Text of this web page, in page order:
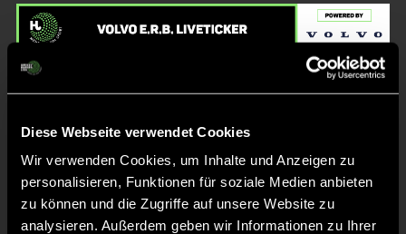
Diese Webseite verwendet Cookies
Wir verwenden Cookies, um Inhalte und Anzeigen zu
personalisieren, Funktionen für soziale Medien anbieten
zu können und die Zugriffe auf unsere Website zu
analysieren. Außerdem geben wir Informationen zu Ihrer
24'
Abpfiff
Spiel beendet